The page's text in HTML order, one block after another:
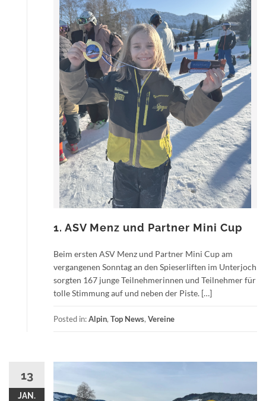
1. ASV Menz und Partner Mini Cup
Beim ersten ASV Menz und Partner Mini Cup am
vergangenen Sonntag an den Spieserliften im Unterjoch
sorgten 167 junge Teilnehmerinnen und Teilnehmer für
tolle Stimmung auf und neben der Piste. […]
Posted in:Alpin, Top News, Vereine
13
JAN.